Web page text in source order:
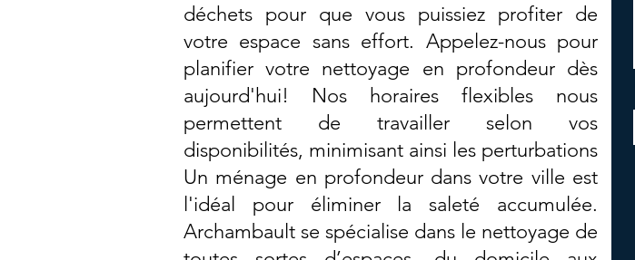
déchets pour que vous puissiez profiter de
votre espace sans effort. Appelez-nous pour
planifier votre nettoyage en profondeur dès
aujourd'hui! Nos horaires flexibles nous
permettent de travailler selon vos
disponibilités, minimisant ainsi les perturbations
Un ménage en profondeur dans votre ville est
l'idéal pour éliminer la saleté accumulée.
Archambault se spécialise dans le nettoyage de